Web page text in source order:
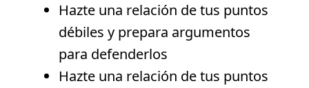
Hazte una relación de tus puntos
débiles y prepara argumentos
para defenderlos
Hazte una relación de tus puntos